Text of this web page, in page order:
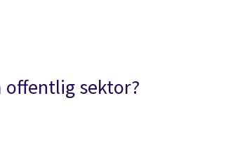
offentlig sektor?